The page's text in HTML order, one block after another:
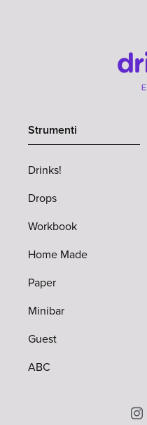
Strumenti
Drinks!
Drops
Workbook
Home Made
Paper
Minibar
Guest
ABC